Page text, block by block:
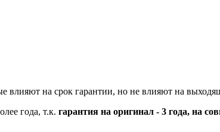
влияют на срок гарантии, но не влияют на
года, т.к. гарантия на оригинал - 3 года, на